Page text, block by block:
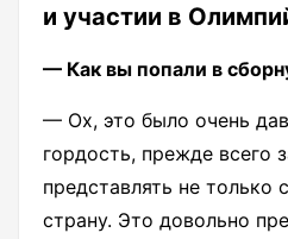
и участии в
— Как вы попали в
— Ох, это было очень
гордость, прежде всего
представлять не только
страну. Это довольно